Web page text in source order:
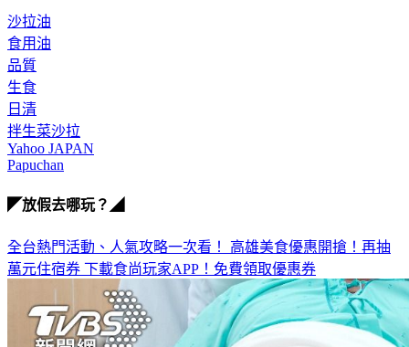
沙拉油
食用油
品質
生食
日清
拌生菜沙拉
Yahoo JAPAN
Papuchan
◤放假去哪玩？◢
全台熱門活動、人氣攻略一次看！ 高雄美食優惠開搶！再抽
萬元住宿券 下載食尚玩家APP！免費領取優惠券